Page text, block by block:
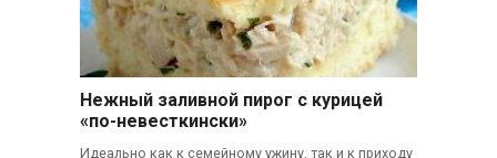
Нежный заливной пирог с курицей
«по-невесткински»
Идеально как к семейному ужину, так и к приходу